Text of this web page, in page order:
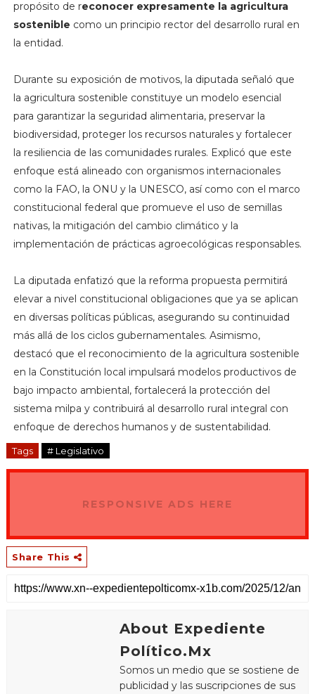
propósito de reconocer expresamente la agricultura
sostenible como un principio rector del desarrollo rural en
la entidad.
Durante su exposición de motivos, la diputada señaló que
la agricultura sostenible constituye un modelo esencial
para garantizar la seguridad alimentaria, preservar la
biodiversidad, proteger los recursos naturales y fortalecer
la resiliencia de las comunidades rurales. Explicó que este
enfoque está alineado con organismos internacionales
como la FAO, la ONU y la UNESCO, así como con el marco
constitucional federal que promueve el uso de semillas
nativas, la mitigación del cambio climático y la
implementación de prácticas agroecológicas responsables.
La diputada enfatizó que la reforma propuesta permitirá
elevar a nivel constitucional obligaciones que ya se aplican
en diversas políticas públicas, asegurando su continuidad
más allá de los ciclos gubernamentales. Asimismo,
destacó que el reconocimiento de la agricultura sostenible
en la Constitución local impulsará modelos productivos de
bajo impacto ambiental, fortalecerá la protección del
sistema milpa y contribuirá al desarrollo rural integral con
enfoque de derechos humanos y de sustentabilidad.
Tags # Legislativo
RESPONSIVE ADS HERE
Share This
About Expediente
Político.Mx
Somos un medio que se sostiene de
publicidad y las suscripciones de sus